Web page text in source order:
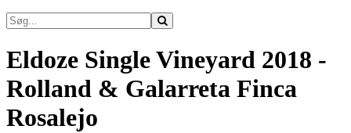
Eldoze Single Vineyard 2018 -
Rolland & Galarreta Finca
Rosalejo